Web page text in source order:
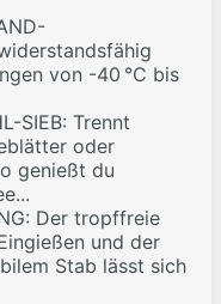
von -40 °C bis
SIEB: Trennt
oder
genießt du
Der tropffreie
und der
Stab lässt sich